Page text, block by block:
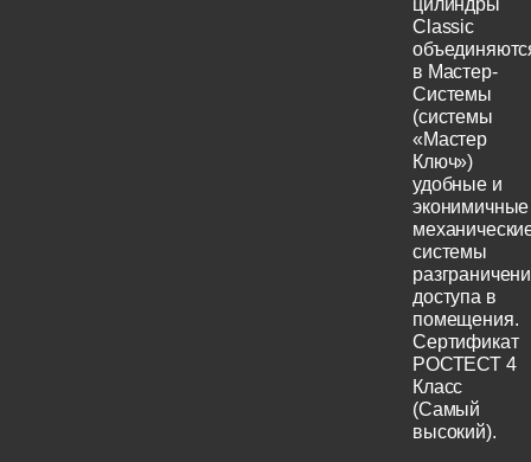
цилиндры
Classic
в Мастер-
Системы
(системы
«Мастер
Ключ»)
удобные и
эконимичные
системы
доступа в
помещения.
Сертификат
РОСТЕСТ 4
Класс
(Самый
высокий).